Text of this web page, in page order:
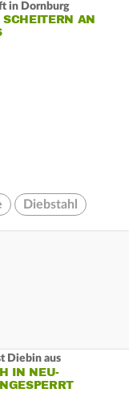
in Dornburg
AN
Diebstahl
Diebin aus
IN NEU-